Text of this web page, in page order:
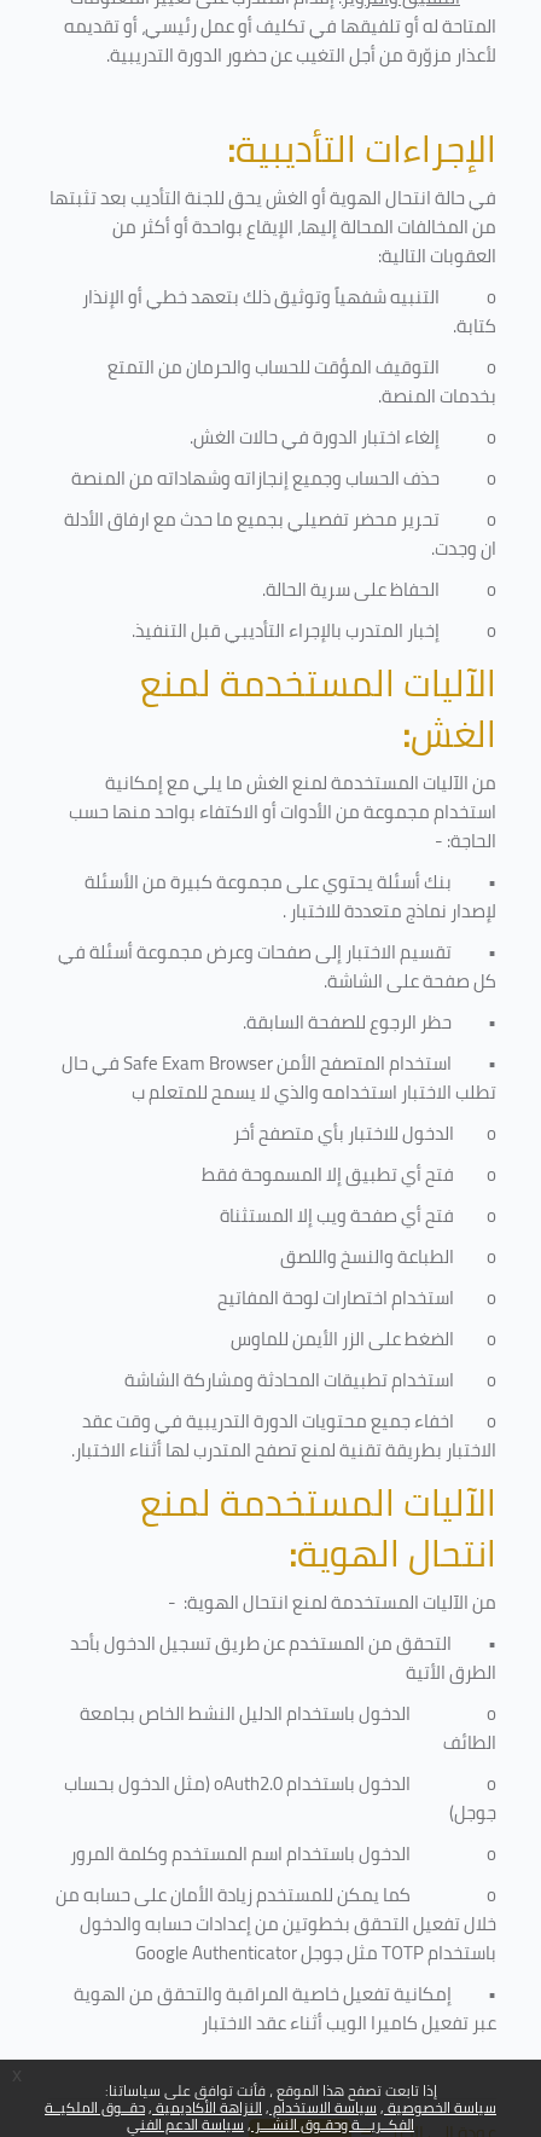
إذا تابعت تصفح هذا الموقع ، فأنت توافق على سياساتنا:
سياسة الخصوصية سياسة الاستخدام النزاهة الأكاديمية حقــوق الملكيــة
الفكــريـــة وحقـوق النشـــر سياسة الدعم الفني
المتاحة له أو تلفيقها في تكليف أو عمل رئيسي، أو تقديمه
لأعذار مزوّرة من أجل التغيب عن حضور الدورة التدريبية.
الإجراءات التأديبية:
في حالة انتحال الهوية أو الغش يحق للجنة التأديب بعد تثبتها
من المخالفات المحالة إليها، الإيقاع بواحدة أو أكثر من
العقوبات التالية:
o
التنبيه شفهياً وتوثيق ذلك بتعهد خطي أو الإنذار
كتابة.
o
التوقيف المؤقت للحساب والحرمان من التمتع
بخدمات المنصة.
o
إلغاء اختبار الدورة في حالات الغش.
o
حذف الحساب وجميع إنجازاته وشهاداته من المنصة
o
تحرير محضر تفصيلي بجميع ما حدث مع ارفاق الأدلة
ان وجدت.
o
الحفاظ على سرية الحالة.
o
إخبار المتدرب بالإجراء التأديبي قبل التنفيذ.
الآليات المستخدمة لمنع
الغش:
من الآليات المستخدمة لمنع الغش ما يلي مع إمكانية
استخدام مجموعة من الأدوات أو الاكتفاء بواحد منها حسب
الحاجة: -
• بنك أسئلة يحتوي على مجموعة كبيرة من الأسئلة
لإصدار نماذج متعددة للاختبار.
• تقسيم الاختبار إلى صفحات وعرض مجموعة أسئلة في
كل صفحة على الشاشة.
• حظر الرجوع للصفحة السابقة.
• استخدام المتصفح الأمنSafe Exam Browserفي حال
تطلب الاختبار استخدامه والذي لا يسمح للمتعلم ب
o
الدخول للاختبار بأي متصفح أخر
o
فتح أي تطبيق إلا المسموحة فقط
o
فتح أي صفحة ويب إلا المستثناة
o
الطباعة والنسخ واللصق
o
استخدام اختصارات لوحة المفاتيح
o
الضغط على الزر الأيمن للماوس
o
استخدام تطبيقات المحادثة ومشاركة الشاشة
o
اخفاء جميع محتويات الدورة التدريبية في وقت عقد
الاختبار بطريقة تقنية لمنع تصفح المتدرب لها أثناء الاختبار.
الآليات المستخدمة لمنع
انتحال الهوية:
من الآليات المستخدمة لمنعانتحال الهوية: -
• التحقق من المستخدم عن طريق تسجيل الدخول بأحد
الطرق الأتية
o
الدخول باستخدام الدليل النشط الخاص بجامعة
الطائف
o
الدخول باستخدامoAuth2.0(مثل الدخول بحساب
جوجل)
o
الدخول باستخدام اسم المستخدم وكلمة المرور
o
كما يمكن للمستخدم زيادة الأمان على حسابه من
خلال تفعيل التحقق بخطوتين من إعدادات حسابه والدخول
باستخدامTOTPمثل جوجلGoogle Authenticator
• إمكانية تفعيل خاصية المراقبة والتحقق من الهوية
عبر تفعيل كاميرا الويب أثناء عقد الاختبار